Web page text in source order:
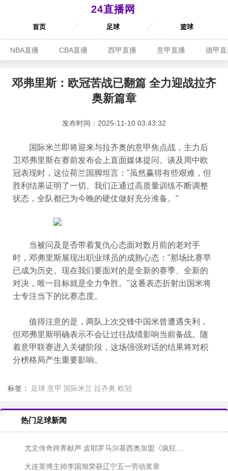
24直播网
首页 足球 篮球
NBA直播 CBA直播 西甲直播 意甲直播 德甲
邓弗里斯：欧冠苦战已翻篇 全力迎战拉齐
奥新篇章
发布时间：2025-11-10 03:43:32
国际米兰即将迎来与拉齐奥的意甲焦点战，主力后
卫邓弗里斯在赛前发布会上直面媒体提问。谈及周中欧
冠表现时，这位荷兰国脚坦言："虽然赢得有些艰难，但
胜利结果证明了一切。我们正通过高质量训练不断调整
状态，全队都已为今晚的硬仗做好充分准备。"
当被问及是否带着复仇心态面对数月前的老对手
时，邓弗里斯展现出职业球员的成熟心态："那场比赛早
已成为历史。现在我们要面对的是全新的赛季、全新的
对决，唯一目标就是全力争胜。"这番表态折射出国米将
士专注当下的比赛态度。
值得注意的是，两队上次交锋中国米曾遭遇失利，
但邓弗里斯明确表示不会让过往战绩影响当前备战。随
着意甲联赛进入关键阶段，这场强强对话的结果将对积
分榜格局产生重要影响。
标签： 足球 意甲 国际米兰 拉齐奥 欧冠
热门足球新闻
尤文传奇跨界献声 皮耶罗马尔基西奥加盟《疯狂动物城2》
大连英博主帅李国旭荣获辽宁五一劳动奖章